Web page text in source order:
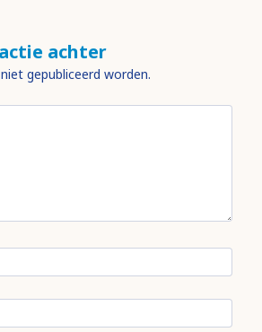
achter
gepubliceerd worden.